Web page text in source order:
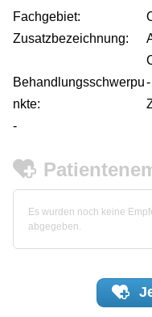
Fachgebiet:
Zusatzbezeichnung:
Behandlungsschwerpu
nkte:
-
-
Es wurden noch keine
abgegeben.